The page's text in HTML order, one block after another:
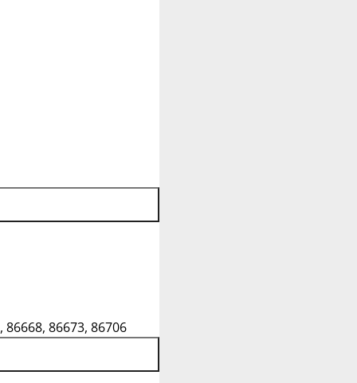
86668, 86673, 86706